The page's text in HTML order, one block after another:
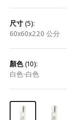
尺寸 (5):
60x60x220 公分
顏色(10):
白色-白色